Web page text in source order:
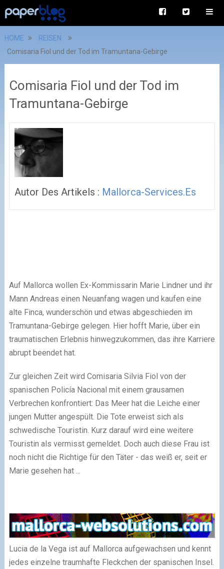
HOME
REISEN
Comisaria Fiol und der Tod im Tramuntana-Gebirge
Comisaria Fiol und der Tod im
Tramuntana-Gebirge
Autor Des Artikels : Mallorca-Services.es
Auf Mallorca wollen Ex-Kommissarin Marie Lindner und ihr
Mann Andreas einen Neuanfang wagen und kaufen eine
alte Finca, wunderschön und etwas abgeschieden im
Tramuntana-Gebirge gelegen. Hier hofft Marie, über ein
traumatischen Erlebnis hinwegzukommen, das ihre Karriere
abrupt beendet hat.
Zur gleichen Zeit wird Comisaria Silvia Fiol von der
spanischen Policía Nacional mit einem grausamen
Verbrechen konfrontiert: Das Meer hat die Leiche einer
jungen Mutter angespült. Die Tote erweist sich als
schwedische Touristin. Kurz darauf wird eine weitere
Touristin als vermisst gemeldet. Doch auch diese Frau ist
noch nicht die Richtige für den Täter - das weiß er, seit er
Marie gesehen hat ...
Lucia de la Vega ist auf Mallorca aufgewachsen und kennt
jedes einzelne traumhafte Fleckchen der spanischen Insel.